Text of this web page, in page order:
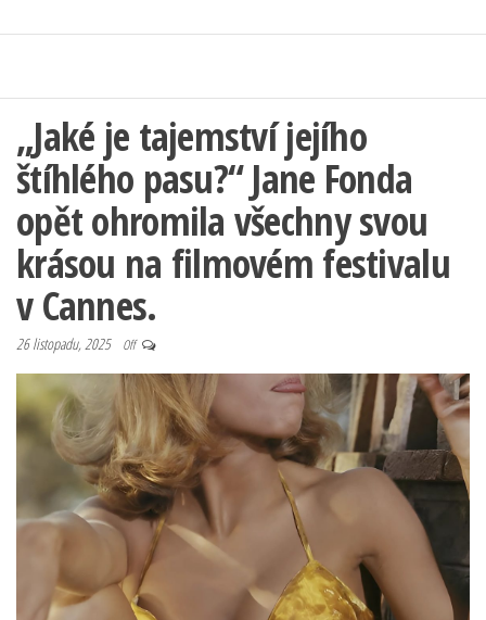
„Jaké je tajemství jejího
štíhlého pasu?“ Jane Fonda
opět ohromila všechny svou
krásou na filmovém festivalu
v Cannes.
26 listopadu, 2025 Off